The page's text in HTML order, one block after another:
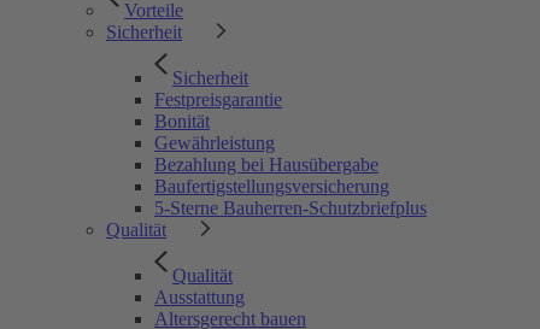
Vorteile
Sicherheit
Sicherheit
Festpreisgarantie
Bonität
Gewährleistung
Bezahlung bei Hausübergabe
Baufertigstellungsversicherung
5-Sterne Bauherren-Schutzbriefplus
Qualität
Qualität
Ausstattung
Altersgerecht bauen